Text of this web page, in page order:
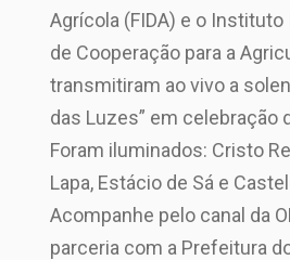
Agrícola (FIDA) e o
de Cooperação para a
transmitiram ao vivo a
das Luzes” em celebração
Foram iluminados: Cristo
Lapa, Estácio de Sá e
Acompanhe pelo canal da
parceria com a Prefeitura